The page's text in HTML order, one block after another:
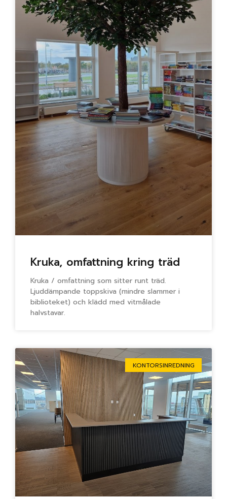
Kruka, omfattning kring träd
Kruka / omfattning som sitter runt träd.
Ljuddämpande toppskiva (mindre slammer i
biblioteket) och klädd med vitmålade
halvstavar.
KONTORSINREDNING